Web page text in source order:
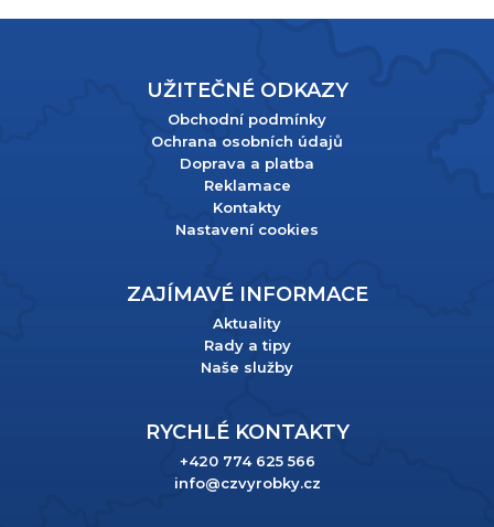
UŽITEČNÉ ODKAZY
Obchodní podmínky
Ochrana osobních údajů
Doprava a platba
Reklamace
Kontakty
Nastavení cookies
ZAJÍMAVÉ INFORMACE
Aktuality
Rady a tipy
Naše služby
RYCHLÉ KONTAKTY
+420 774 625 566
info@czvyrobky.cz